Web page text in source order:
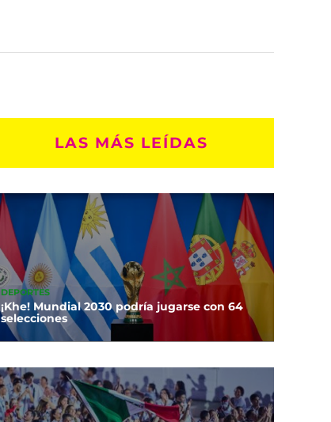
LAS MÁS LEÍDAS
DEPORTES
¡Khe! Mundial 2030 podría jugarse con 64
selecciones